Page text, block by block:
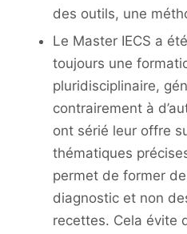
des outils, une
Le Master IECS a
toujours une
pluridisciplinaire,
contrairement à
ont sérié leur offre
thématiques
permet de former
diagnostic et non
recettes. Cela évite